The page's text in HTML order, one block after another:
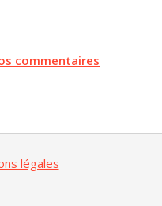
commentaires
légales